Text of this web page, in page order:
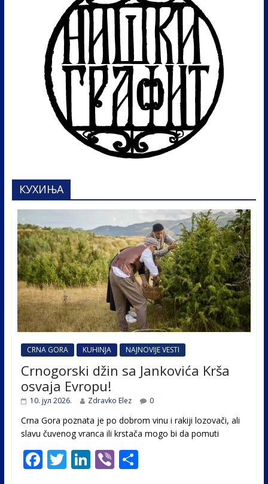
КУХИЊА
CRNA GORA KUHINJA NAJNOVIJE VESTI
Crnogorski džin sa Jankovića Krša
osvaja Evropu!
10. јул 2026. Zdravko Elez 0
Crna Gora poznata je po dobrom vinu i rakiji lozovači, ali
slavu čuvenog vranca ili krstača mogo bi da pomuti
F T Li Vi S